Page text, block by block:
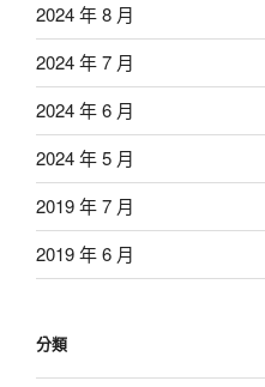
2024 年 8 月
2024 年 7 月
2024 年 6 月
2024 年 5 月
2019 年 7 月
2019 年 6 月
分類